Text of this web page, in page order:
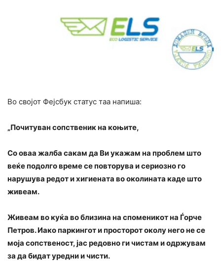
Во својот Фејсбук статус таа напиша:
„Почитуван сопственик на коњите,
Со оваа жалба сакам да Ви укажам на проблем што
веќе подолго време се повторува и сериозно го
нарушува редот и хигиената во околината каде што
живеам.
Живеам во куќа во близина на споменикот на Ѓорче
Петров. Иако паркингот и просторот околу него не се
моја сопственост, јас редовно ги чистам и одржувам
за да бидат уредни и чисти.